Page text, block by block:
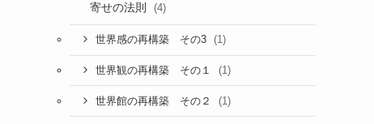
寄せの法則
(4)
世界感の再構築 その3 (1)
世界観の再構築 その１ (1)
世界館の再構築 その２ (1)